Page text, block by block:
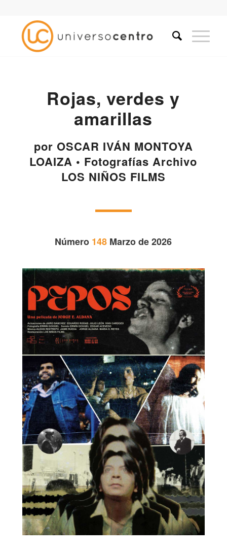
Rojas, verdes y
amarillas
por OSCAR IVÁN MONTOYA
LOAIZA • Fotografías Archivo
LOS NIÑOS FILMS
Número 148 Marzo de 2026